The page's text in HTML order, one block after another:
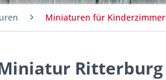
Miniaturen für Kinderzimmer
Ritterburg